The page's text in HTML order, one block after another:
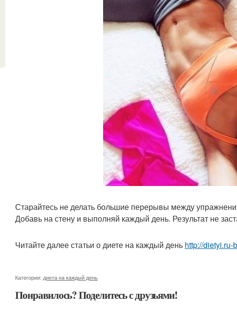
Старайтесь не делать большие перерывы между
Добавь на стену и выполняй каждый день. Результат не
Читайте далее статьи о диете на каждый день http://
Категории: диета на каждый день
Понравилось? Поделитесь с друзьями!